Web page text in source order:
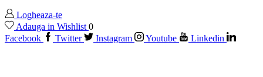
Logheaza-te
Adauga in Wishlist 0
Facebook
Twitter Instagram Youtube Linkedin